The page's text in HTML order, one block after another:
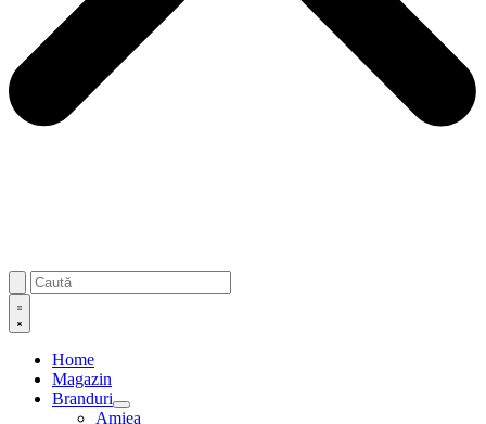
Home
Magazin
Branduri
Amiea